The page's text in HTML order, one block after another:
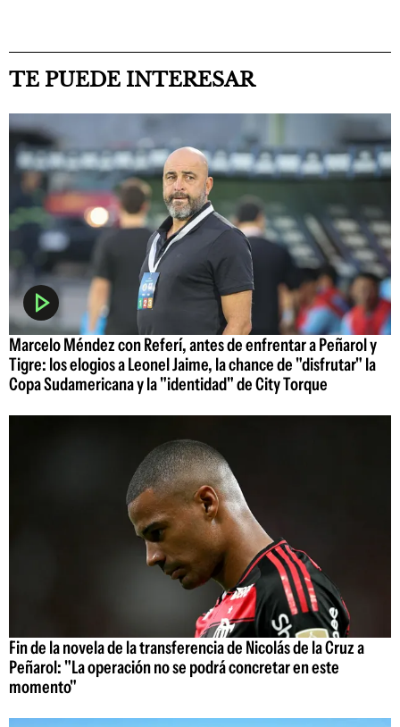
TE PUEDE INTERESAR
Marcelo Méndez con Referí, antes de enfrentar a Peñarol y
Tigre: los elogios a Leonel Jaime, la chance de "disfrutar" la
Copa Sudamericana y la "identidad" de City Torque
Fin de la novela de la transferencia de Nicolás de la Cruz a
Peñarol: "La operación no se podrá concretar en este
momento"